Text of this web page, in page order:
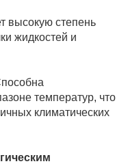
высокую степень
жидкостей и
температур, что
климатических